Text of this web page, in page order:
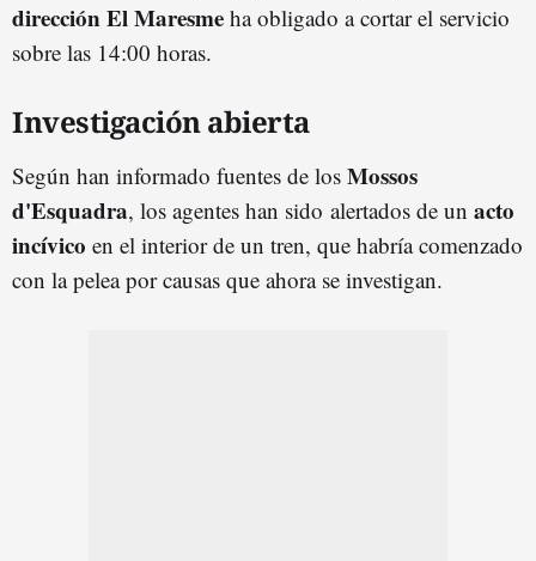
dirección El Maresme ha obligado a cortar el servicio
sobre las 14:00 horas.
Investigación abierta
Según han informado fuentes de los Mossos
d'Esquadra, los agentes han sido alertados de un acto
incívico en el interior de un tren, que habría comenzado
con la pelea por causas que ahora se investigan.